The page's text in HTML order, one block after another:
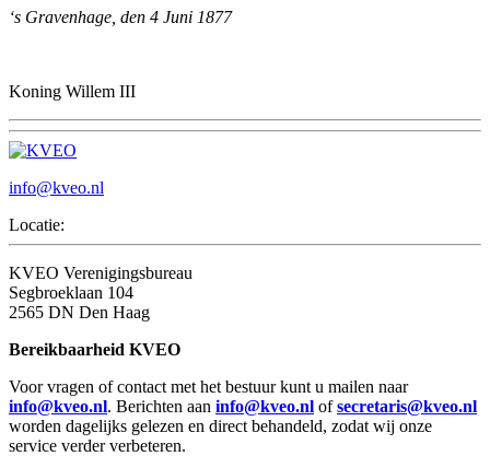
‘s Gravenhage, den 4 Juni 1877
Koning Willem III
info@kveo.nl
Locatie:
KVEO Verenigingsbureau
Segbroeklaan 104
2565 DN Den Haag
Bereikbaarheid KVEO
Voor vragen of contact met het bestuur kunt u mailen naar
info@kveo.nl. Berichten aan info@kveo.nl ofsecretaris@kveo.nl
worden dagelijks gelezen en direct behandeld, zodat wij onze
service verder verbeteren.